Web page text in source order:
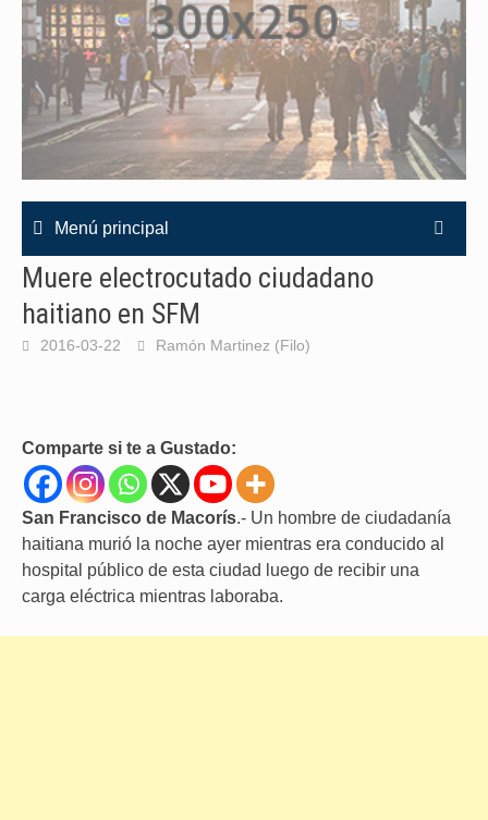
Menú principal
Muere electrocutado ciudadano
haitiano en SFM
2016-03-22 Ramón Martinez (Filo)
Comparte si te a Gustado:
San Francisco de Macorís.- Un hombre de ciudadanía
haitiana murió la noche ayer mientras era conducido al
hospital público de esta ciudad luego de recibir una
carga eléctrica mientras laboraba.